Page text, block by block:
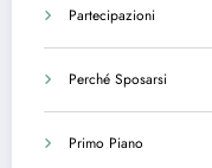
Partecipazioni
Perché Sposarsi
Primo Piano